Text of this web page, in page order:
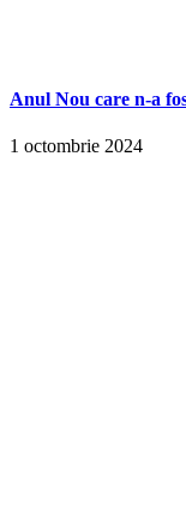
Anul Nou care n-a
1 octombrie 2024